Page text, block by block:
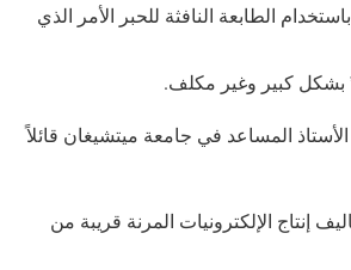
الطابعة النافثة للحبر الأمر الذي
بشكل كبير وغير مكلف.
المساعد في جامعة ميتشيغان قائلاً
إنتاج الإلكترونيات المرنة قريبة من